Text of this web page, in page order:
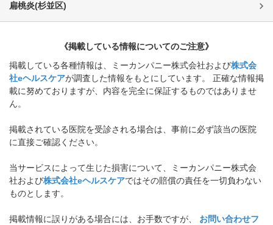
扁桃炎(杉並区)
《掲載している情報についてのご注意》
掲載している各種情報は、ミーカンパニー株式会社および株式会
社eヘルスケアが調査した情報をもとにしています。 正確な情報掲
載に努めておりますが、内容を完全に保証するものではありませ
ん。
掲載されている医院を受診される場合は、事前に必ず該当の医院
に直接ご確認ください。
当サービスによって生じた損害について、ミーカンパニー株式会
社および株式会社eヘルスケアではその賠償の責任を一切負わない
ものとします。
掲載情報に誤りがある場合には、お手数ですが、
お問い合わせフ